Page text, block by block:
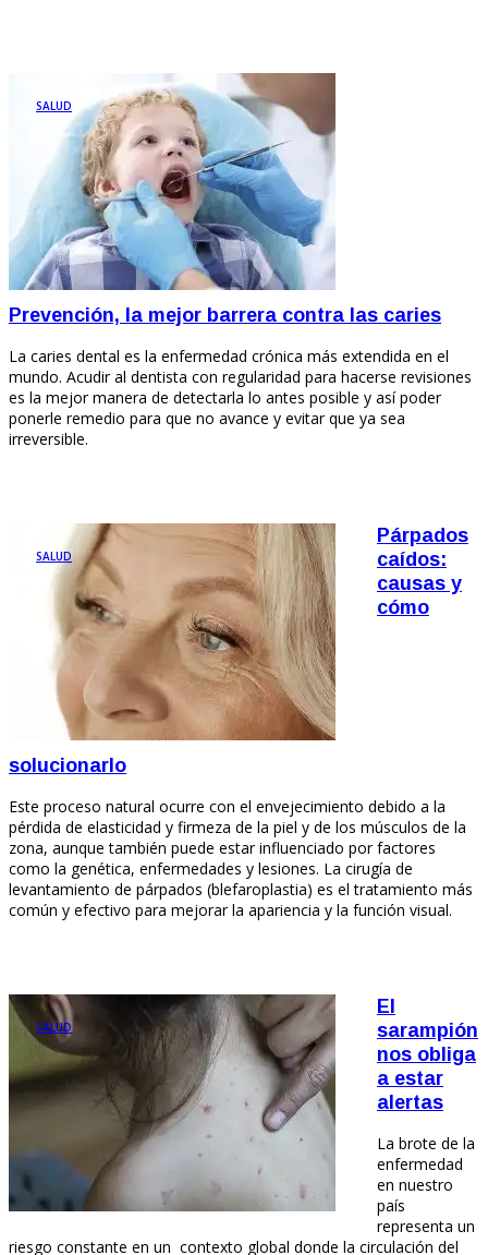
SALUD
Prevención, la mejor barrera contra las caries
La caries dental es la enfermedad crónica más extendida en el
mundo. Acudir al dentista con regularidad para hacerse revisiones
es la mejor manera de detectarla lo antes posible y así poder
ponerle remedio para que no avance y evitar que ya sea
irreversible.
SALUD
Párpados
caídos:
causas y
cómo
solucionarlo
Este proceso natural ocurre con el envejecimiento debido a la
pérdida de elasticidad y firmeza de la piel y de los músculos de la
zona, aunque también puede estar influenciado por factores
como la genética, enfermedades y lesiones. La cirugía de
levantamiento de párpados (blefaroplastia) es el tratamiento más
común y efectivo para mejorar la apariencia y la función visual.
SALUD
El
sarampión
nos obliga
a estar
alertas
La brote de la
enfermedad
en nuestro
país
representa un
riesgo constante en un contexto global donde la circulación del